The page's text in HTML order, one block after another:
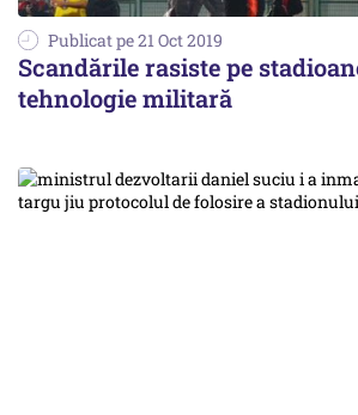
Publicat pe 21 Oct 2019
Scandările rasiste pe
tehnologie militară